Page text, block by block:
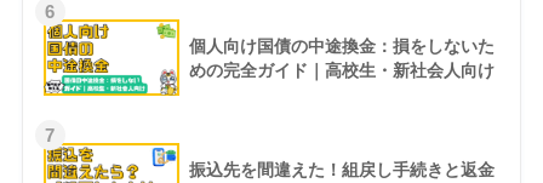
6
個人向け国債の中途換金：損をしないた
めの完全ガイド｜高校生・新社会人向け
7
振込先を間違えた！組戻し手続きと返金